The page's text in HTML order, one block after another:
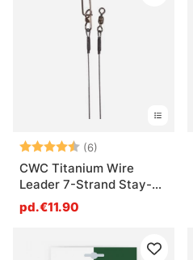
Note: (6)
CWC Titanium Wire
Leader 7-Strand Stay-
Lok
pd.€11.90